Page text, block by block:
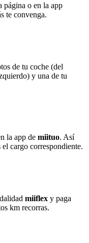
página o en la app
te convenga.
de tu coche (del
y una de tu
la app de miituo. Así
cargo correspondiente.
miiflex y paga
km recorras.